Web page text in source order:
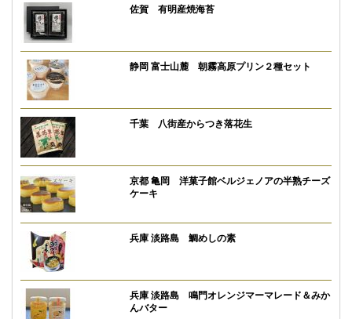
佐賀 有明産焼海苔
静岡 富士山麓 朝霧高原プリン２種セット
千葉 八街産からつき落花生
京都 亀岡 洋菓子館ベルジェノアの半熟チーズ
ケーキ
兵庫 淡路島 鯛めしの素
兵庫 淡路島 鳴門オレンジマーマレード＆みか
んバター